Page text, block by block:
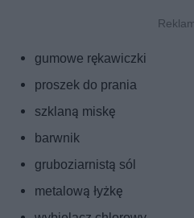
gumowe rękawiczki
proszek do prania
szklaną miskę
barwnik
gruboziarnistą sól
metalową łyżkę